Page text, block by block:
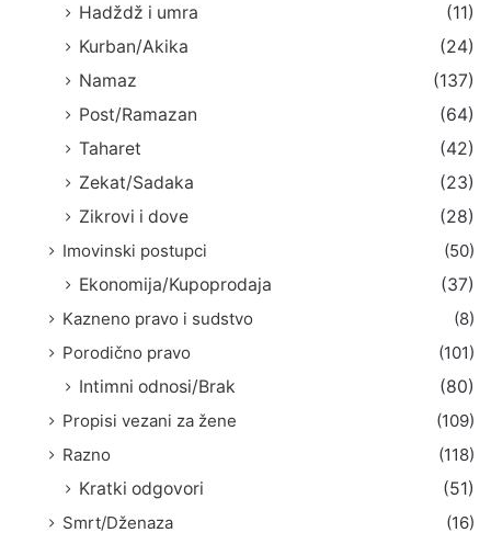
Hadždž i umra
(11)
Kurban/Akika
(24)
Namaz
(137)
Post/Ramazan
(64)
Taharet
(42)
Zekat/Sadaka
(23)
Zikrovi i dove
(28)
Imovinski postupci
(50)
Ekonomija/Kupoprodaja
(37)
Kazneno pravo i sudstvo
(8)
Porodično pravo
(101)
Intimni odnosi/Brak
(80)
Propisi vezani za žene
(109)
Razno
(118)
Kratki odgovori
(51)
Smrt/Dženaza
(16)